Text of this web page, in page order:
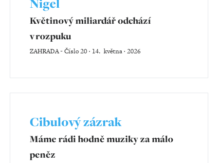
Květinový miliardář odchází
v rozpuku
ZAHRADA-Číslo 20 ‧ 14. května ‧ 2026
Cibulový zázrak
Máme rádi hodně muziky za málo
peněz